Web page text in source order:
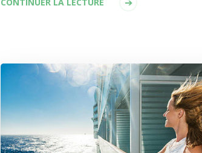
CONTINUER LA LECTURE